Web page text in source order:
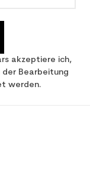
akzeptiere ich,
Bearbeitung
werden.